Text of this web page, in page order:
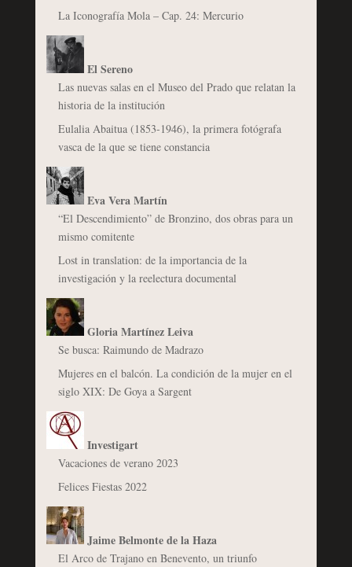
La Iconografía Mola – Cap. 24: Mercurio
El Sereno
Las nuevas salas en el Museo del Prado que relatan la
historia de la institución
Eulalia Abaitua (1853-1946), la primera fotógrafa
vasca de la que se tiene constancia
Eva Vera Martín
“El Descendimiento” de Bronzino, dos obras para un
mismo comitente
Lost in translation: de la importancia de la
investigación y la reelectura documental
Gloria Martínez Leiva
Se busca: Raimundo de Madrazo
Mujeres en el balcón. La condición de la mujer en el
siglo XIX: De Goya a Sargent
Investigart
Vacaciones de verano 2023
Felices Fiestas 2022
Jaime Belmonte de la Haza
El Arco de Trajano en Benevento, un triunfo